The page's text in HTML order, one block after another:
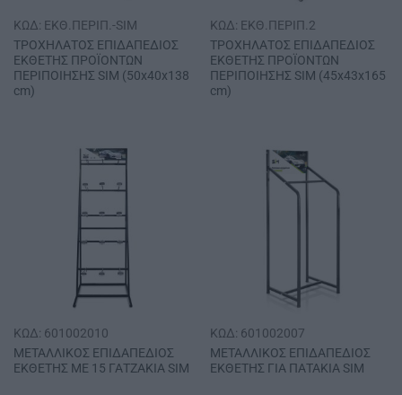
ΚΩΔ: EKΘ.ΠEPIΠ.-SIM
ΤΡΟΧΗΛΑΤΟΣ ΕΠΙΔΑΠΕΔΙΟΣ
ΕΚΘΕΤΗΣ ΠΡΟΪΟΝΤΩΝ
ΠΕΡΙΠΟΙΗΣΗΣ SΙΜ (50x40x138
cm)
ΚΩΔ: EKΘ.ΠEPIΠ.2
ΤΡΟΧΗΛΑΤΟΣ ΕΠΙΔΑΠΕΔΙΟΣ
ΕΚΘΕΤΗΣ ΠΡΟΪΟΝΤΩΝ
ΠΕΡΙΠΟΙΗΣΗΣ SΙΜ (45x43x165
cm)
ΚΩΔ: 601002010
ΜΕΤΑΛΛΙΚΟΣ ΕΠΙΔΑΠΕΔΙΟΣ
ΕΚΘΕΤΗΣ ΜΕ 15 ΓΑΤΖΑΚΙΑ SΙΜ
ΚΩΔ: 601002007
ΜΕΤΑΛΛΙΚΟΣ ΕΠΙΔΑΠΕΔΙΟΣ
ΕΚΘΕΤΗΣ ΓΙΑ ΠΑΤΑΚΙΑ SΙΜ